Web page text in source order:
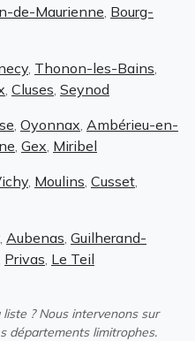
de-Maurienne Bourg-
Thonon-les-Bains
Cluses Seynod
Oyonnax Ambérieu-en-
Gex Miribel
Moulins Cusset
Aubenas Guilherand-
Privas Le Teil
? Nous intervenons sur
départements limitrophes.